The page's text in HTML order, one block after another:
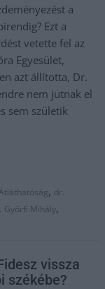
a
Ezt a
vetette fel az
Egyesület,
azt állította, Dr.
nem jutnak el
sem születik
, dr.
, Győrfi Mihály,
vissza
székébe?